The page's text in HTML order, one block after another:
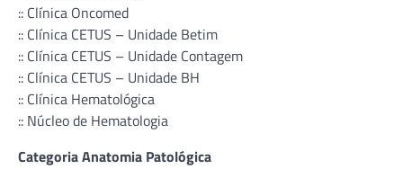
:: Clínica Oncomed
:: Clínica CETUS – Unidade Betim
:: Clínica CETUS – Unidade Contagem
:: Clínica CETUS – Unidade BH
:: Clínica Hematológica
:: Núcleo de Hematologia
Categoria Anatomia Patológica